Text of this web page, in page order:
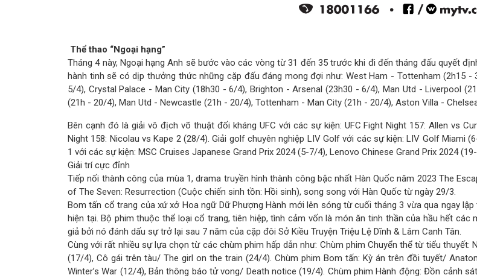
Thể thao “Ngoại hạng”
Tháng 4 này, Ngoại hạng Anh sẽ bước vào các vòng từ 31 đến 35 trước khi đi đến tháng đấu quyết
hành tinh sẽ có dịp thưởng thức những cặp đấu đáng mong đợi như: West Ham - Tottenham (2h15
5/4), Crystal Palace - Man City (18h30 - 6/4), Brighton - Arsenal (23h30 - 6/4), Man Utd - Liverpool
(21h - 20/4), Man Utd - Newcastle (21h - 20/4), Tottenham - Man City (21h - 20/4), Aston Villa -
Bên cạnh đó là giải vô địch võ thuật đối kháng UFC với các sự kiện: UFC Fight Night 157: Allen vs
Night 158: Nicolau vs Kape 2 (28/4). Giải golf chuyên nghiệp LIV Golf với các sự kiện: LIV Golf Miami
1 với các sự kiện: MSC Cruises Japanese Grand Prix 2024 (5-7/4), Lenovo Chinese Grand Prix 2024
Giải trí cực đỉnh
Tiếp nối thành công của mùa 1, drama truyền hình thành công bậc nhất Hàn Quốc năm 2023 The
of The Seven: Resurrection (Cuộc chiến sinh tồn: Hồi sinh), song song với Hàn Quốc từ ngày 29/3.
Bom tấn cổ trang của xứ xở Hoa ngữ Dữ Phượng Hành mới lên sóng từ cuối tháng 3 vừa qua ngay
hiện tại. Bộ phim thuộc thể loại cổ trang, tiên hiệp, tình cảm vốn là món ăn tinh thần của hầu hết
giả bởi nó đánh dấu sự trở lại sau 7 năm của cặp đôi Sở Kiều Truyện Triệu Lệ Dĩnh & Lâm Canh Tân.
Cùng với rất nhiều sự lựa chọn từ các chùm phim hấp dẫn như: Chùm phim Chuyển thể từ tiểu
(17/4), Cô gái trên tàu/ The girl on the train (24/4). Chùm phim Bom tấn: Kỳ án trên đồi tuyết/
Winter’s War (12/4), Bản thông báo tử vong/ Death notice (19/4). Chùm phim Hành động: Đồn cảnh